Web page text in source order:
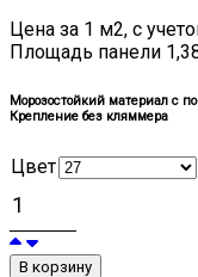
Цена за 1 м2, с
Площадь панели
Морозостойкий материал с
Крепление без кляммера
Цвет
В корзину